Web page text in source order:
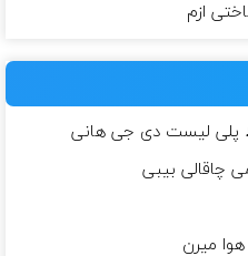
ازم
♪ پلی لیست دی جی هانی
چاقالی بیبی
هوا میرن